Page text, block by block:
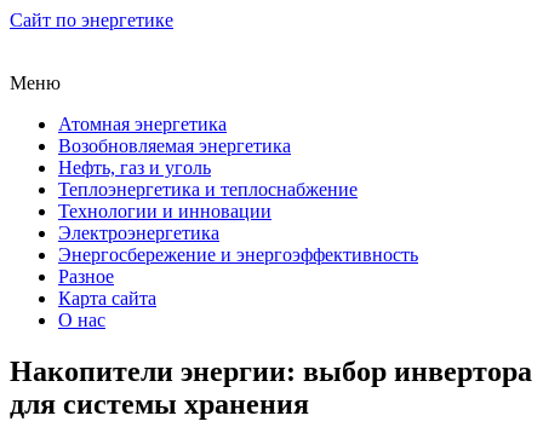
Сайт по энергетике
Меню
Атомная энергетика
Возобновляемая энергетика
Нефть, газ и уголь
Теплоэнергетика и теплоснабжение
Технологии и инновации
Электроэнергетика
Энергосбережение и энергоэффективность
Разное
Карта сайта
О нас
Накопители энергии: выбор инвертора
для системы хранения